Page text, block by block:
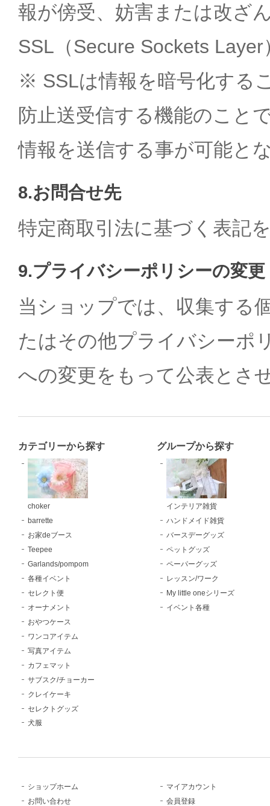
報が傍受、妨害または改ざ
SSL（Secure Sockets
※ SSLは情報を暗号化する
防止送受信する機能のこと
情報を送信する事が可能と
8.お問合せ先
特定商取引法に基づく表記
9.プライバシーポリシーの変更
当ショップでは、収集する
たはその他プライバシーポ
への変更をもって公表とさ
カテゴリーから探す
choker
barrette
お家deブース
Teepee
Garlands/pompom
各種イベント
セレクト便
オーナメント
おやつケース
ワンコアイテム
写真アイテム
カフェマット
サブスク/チョーカー
クレイケーキ
セレクトグッズ
犬服
グループから探す
インテリア雑貨
ハンドメイド雑貨
バースデーグッズ
ペットグッズ
ペーパーグッズ
レッスン/ワーク
My little oneシリーズ
イベント各種
ショップホーム
お問い合わせ
マイアカウント
会員登録